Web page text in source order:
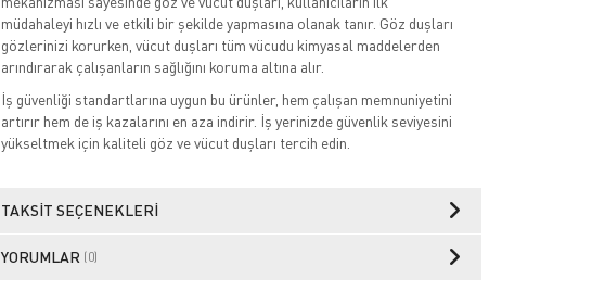
müdahaleyi hızlı ve etkili bir şekilde yapmasına olanak tanır. Göz duşları
gözlerinizi korurken, vücut duşları tüm vücudu kimyasal maddelerden
arındırarak çalışanların sağlığını koruma altına alır.
İş güvenliği standartlarına uygun bu ürünler, hem çalışan memnuniyetini
artırır hem de iş kazalarını en aza indirir. İş yerinizde güvenlik seviyesini
yükseltmek için kaliteli göz ve vücut duşları tercih edin.
TAKSIT SEÇENEKLERI
YORUMLAR (0)